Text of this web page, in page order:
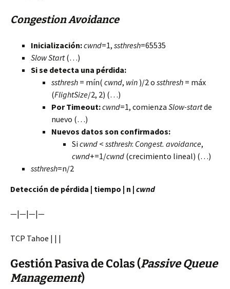
Congestion Avoidance
Inicialización:cwnd=1, ssthresh=65535
Slow Start(…)
Si se detecta una pérdida:
ssthresh = mín( cwnd, win )/2 o ssthresh = máx
(FlightSize/2, 2) (…)
Por Timeout:cwnd=1, comienza Slow-startde
nuevo (…)
Nuevos datos son confirmados:
Si cwnd < ssthresh: Congest. avoidance,
cwnd+=1/cwnd (crecimiento lineal) (…)
ssthresh=n/2
Detección de pérdida | tiempo | n | cwnd
—|—|—|—
TCP Tahoe | | |
Gestión Pasiva de Colas (Passive Queue
Management)